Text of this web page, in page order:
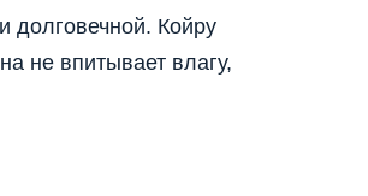
долговечной. Койру
не впитывает влагу,